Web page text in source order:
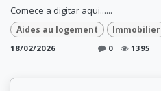
Comece a digitar aqui......
Aides au logement Immobilier
18/02/2026 0 1395